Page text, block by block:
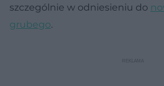
szczególnie w odniesieniu do
grubego.